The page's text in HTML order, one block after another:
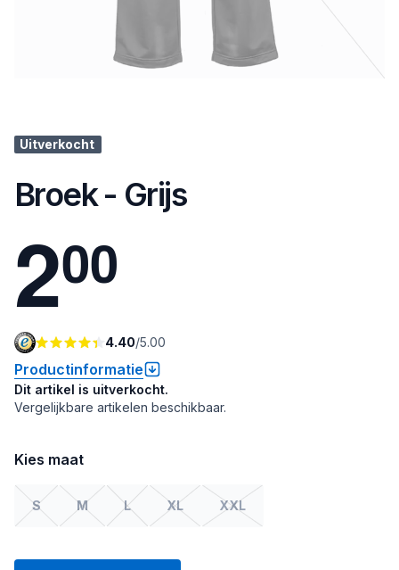
Uitverkocht
Broek - Grijs
200
4.40/5.00
Productinformatie
Dit artikel is uitverkocht.
Vergelijkbare artikelen beschikbaar.
Kies maat
S M L XL XXL